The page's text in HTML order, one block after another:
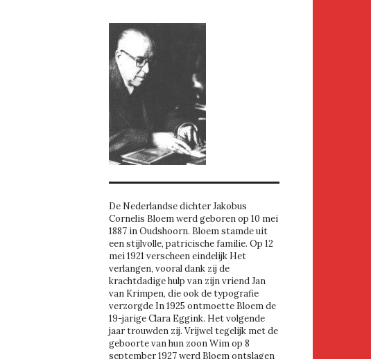
De Nederlandse dichter Jakobus
Cornelis Bloem werd geboren op 10 mei
1887 in Oudshoorn. Bloem stamde uit
een stijlvolle, patricische familie. Op 12
mei 1921 verscheen eindelijk Het
verlangen, vooral dank zij de
krachtdadige hulp van zijn vriend Jan
van Krimpen, die ook de typografie
verzorgde In 1925 ontmoette Bloem de
19-jarige Clara Eggink. Het volgende
jaar trouwden zij. Vrijwel tegelijk met de
geboorte van hun zoon Wim op 8
september 1927 werd Bloem ontslagen